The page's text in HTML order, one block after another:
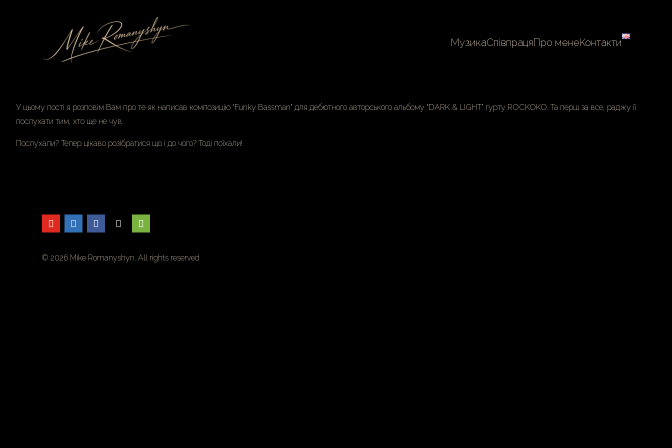
МузикаСпівпрацяПро менеКонтакти
У цьому пості я розповім Вам про те як написав композицію “Funky Bassman” для дебютного авторського альбому “DARK & LIGHT” гурту ROCKOKO. Та перш за все, раджу її
послухати тим, хто ще не чув.
Послухали? Тепер цікаво розібратися що і до чого? Тоді поїхали!
© 2026 Mike Romanyshyn. All rights reserved